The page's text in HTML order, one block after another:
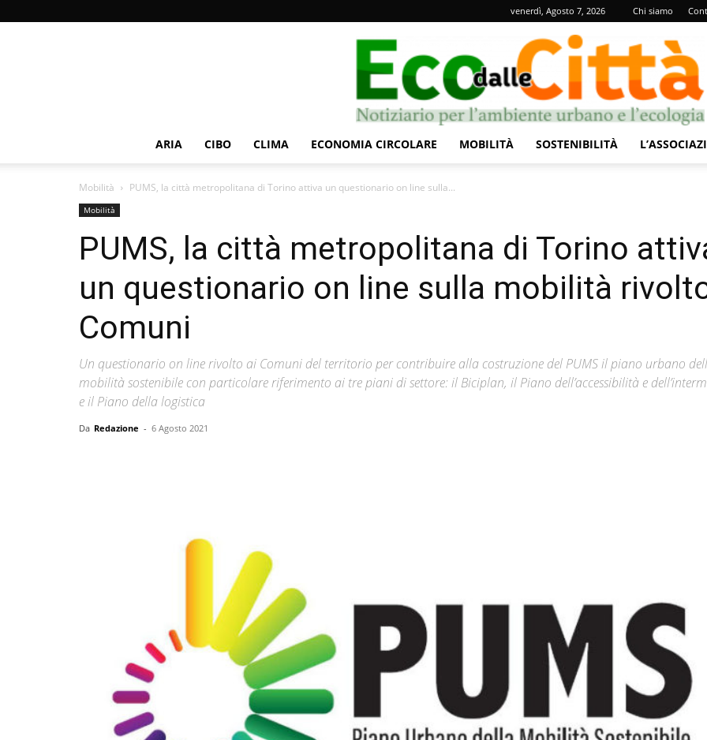
venerdì, Agosto 7, 2026 Chi siamo
dalle
Città
ARIA CIBO CLIMA ECONOMIA CIRCOLARE MOBILITÀ SOSTENIBILITÀ
Mobilità PUMS, la città metropolitana di Torino attiva un questionario on line sulla...
Mobilità
PUMS, la città metropolitana di Torino
un questionario on line sulla mobilità
Comuni
Un questionario on line rivolto ai Comuni del territorio per contribuire alla costruzione del PUMS il piano urbano
mobilità sostenibile con particolare riferimento ai tre piani di settore: il Biciplan, il Piano dell’accessibilità e
e il Piano della logistica
Da Redazione - 6 Agosto 2021